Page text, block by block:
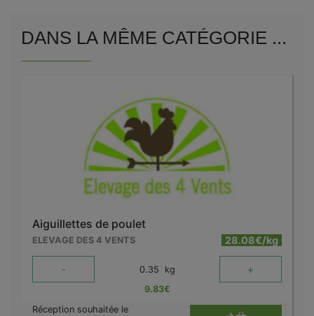
DANS LA MÊME CATÉGORIE ...
Aiguillettes de poulet
ELEVAGE DES 4 VENTS 28.08€/kg
- 0.35 kg +
9.83€
Réception souhaitée le